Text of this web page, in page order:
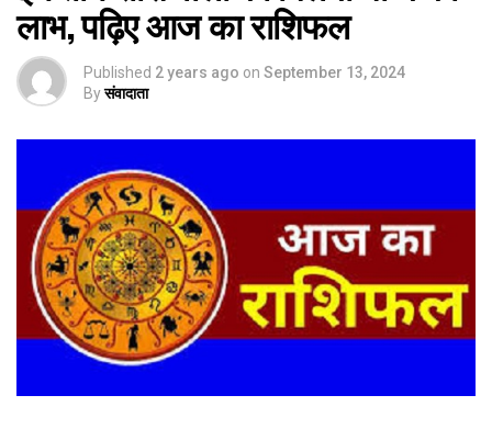
लाभ, पढ़िए आज का राशिफल
Published 2 years ago on September 13, 2024
Byसंवादाता